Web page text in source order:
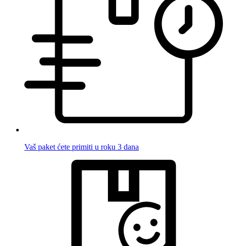
Vaš paket ćete primiti u roku 3 dana